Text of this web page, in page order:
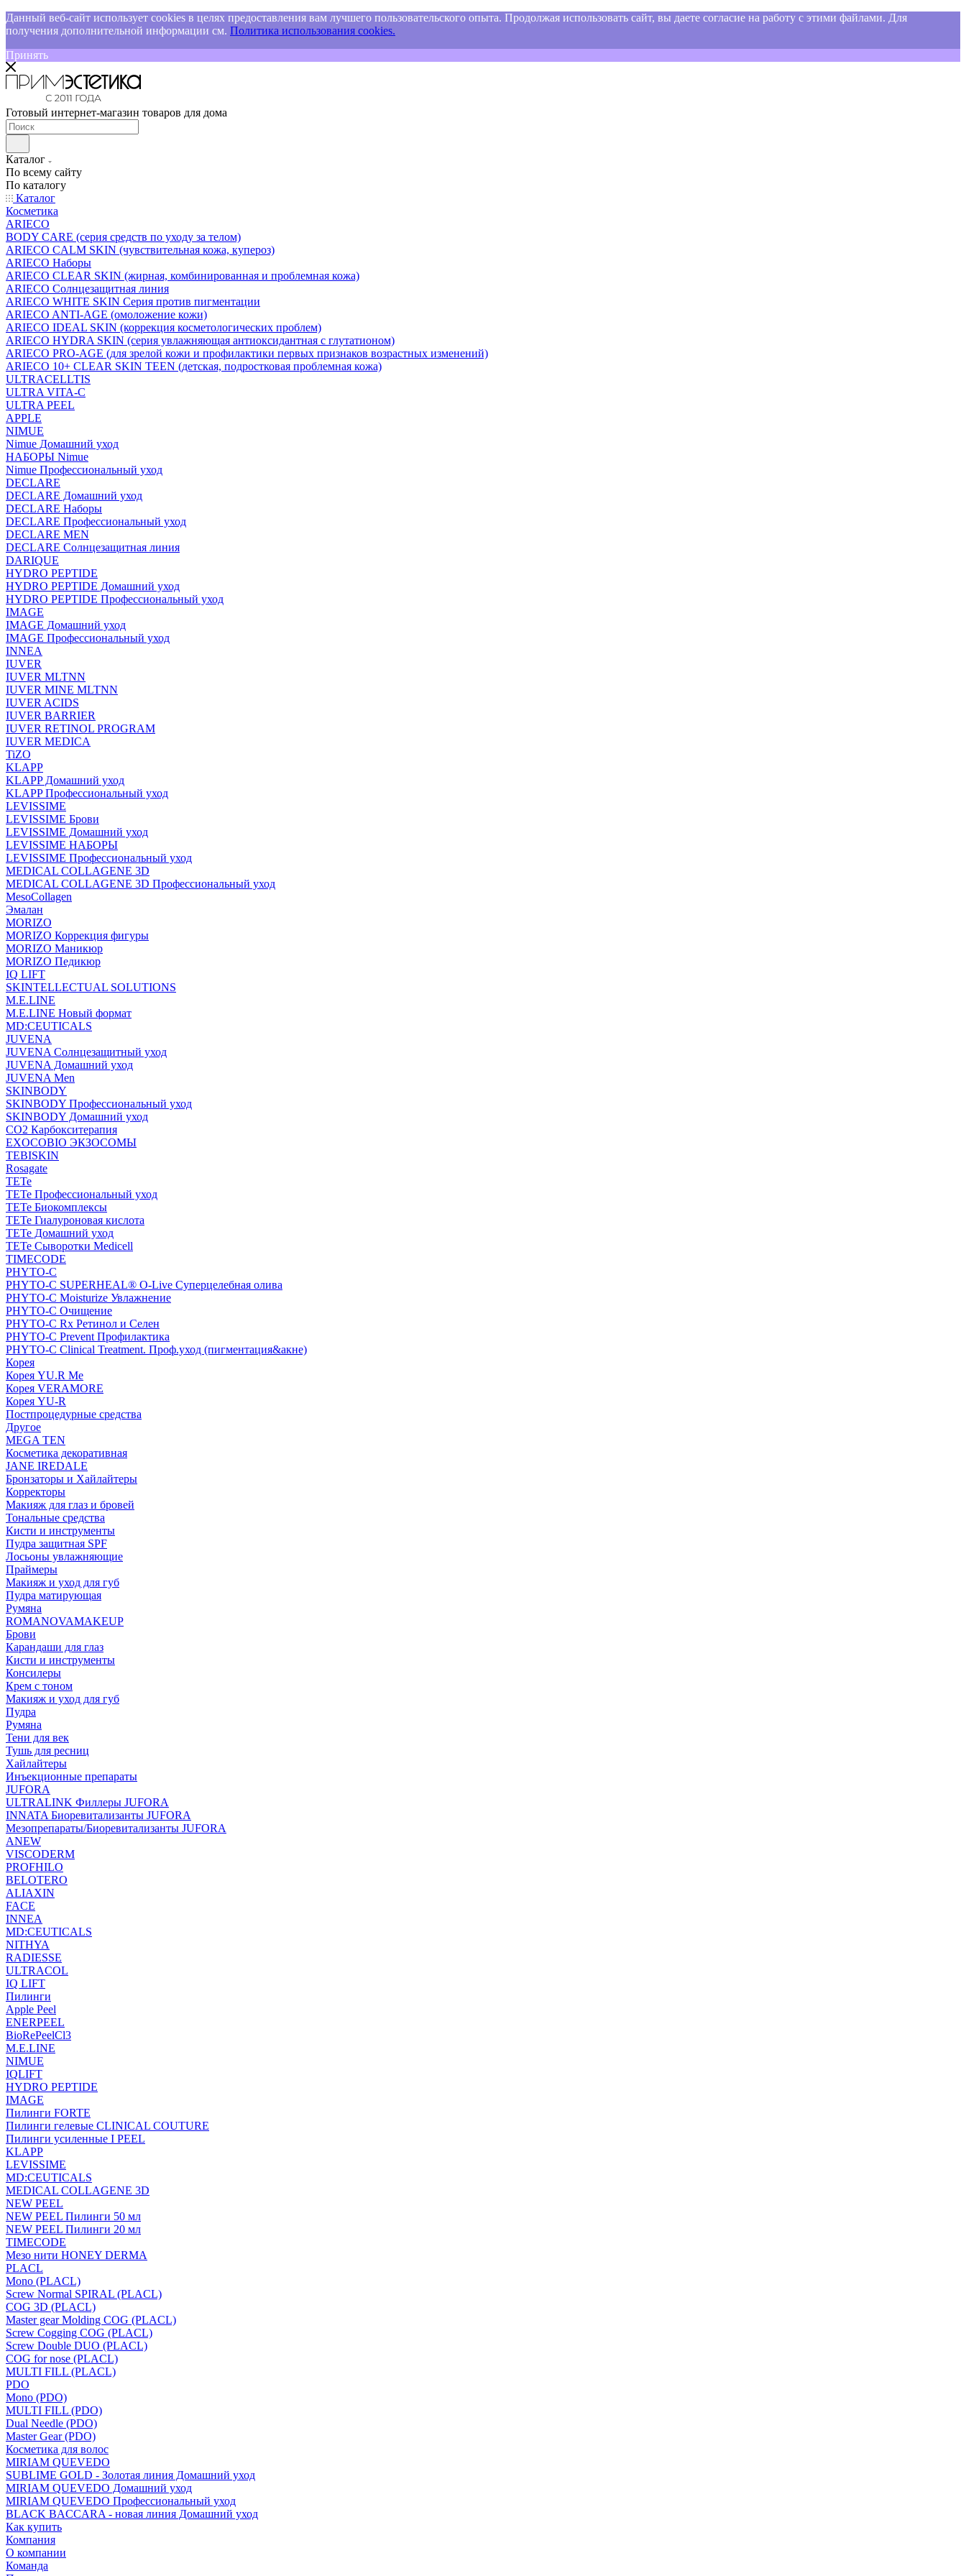
Данный веб-сайт использует cookies в целях предоставления вам лучшего пользовательского опыта. Продолжая использовать сайт, вы даете согласие на работу с этими файлами. Для
получения дополнительной информации см. Политика использования cookies.
Принять
Готовый интернет-магазин товаров для дома
Каталог
По всему сайту
По каталогу
Каталог
Косметика
ARIECO
BODY CARE (серия средств по уходу за телом)
ARIECO CALM SKIN (чувствительная кожа, купероз)
ARIECO Наборы
ARIECO CLEAR SKIN (жирная, комбинированная и проблемная кожа)
ARIECO Солнцезащитная линия
ARIECO WHITE SKIN Серия против пигментации
ARIECO ANTI-AGE (омоложение кожи)
ARIECO IDEAL SKIN (коррекция косметологических проблем)
ARIECO HYDRA SKIN (серия увлажняющая антиоксидантная с глутатионом)
ARIECO PRO-AGE (для зрелой кожи и профилактики первых признаков возрастных изменений)
ARIECO 10+ CLEAR SKIN TEEN (детская, подростковая проблемная кожа)
ULTRACELLTIS
ULTRA VITA-C
ULTRA PEEL
APPLE
NIMUE
Nimue Домашний уход
НАБОРЫ Nimue
Nimue Профессиональный уход
DECLARE
DECLARE Домашний уход
DECLARE Наборы
DECLARE Профессиональный уход
DECLARE MEN
DECLARE Солнцезащитная линия
DARIQUE
HYDRO PEPTIDE
HYDRO PEPTIDE Домашний уход
HYDRO PEPTIDE Профессиональный уход
IMAGE
IMAGE Домашний уход
IMAGE Профессиональный уход
INNEA
IUVER
IUVER MLTNN
IUVER MINE MLTNN
IUVER ACIDS
IUVER BARRIER
IUVER RETINOL PROGRAM
IUVER MEDICA
TiZO
KLAPP
KLAPP Домашний уход
KLAPP Профессиональный уход
LEVISSIME
LEVISSIME Брови
LEVISSIME Домашний уход
LEVISSIME НАБОРЫ
LEVISSIME Профессиональный уход
MEDICAL COLLAGENE 3D
MEDICAL COLLAGENE 3D Профессиональный уход
MesoCollagen
Эмалан
MORIZO
MORIZO Коррекция фигуры
MORIZO Маникюр
MORIZO Педикюр
IQ LIFT
SKINTELLECTUAL SOLUTIONS
M.E.LINE
M.E.LINE Новый формат
MD:CEUTICALS
JUVENA
JUVENA Солнцезащитный уход
JUVENA Домашний уход
JUVENA Men
SKINBODY
SKINBODY Профессиональный уход
SKINBODY Домашний уход
CO2 Карбокситерапия
EXOCOBIO ЭКЗОСОМЫ
TEBISKIN
Rosagate
TETe
TETe Профессиональный уход
TETe Биокомплексы
TETe Гиалуроновая кислота
TETe Домашний уход
TETe Сыворотки Medicell
TIMECODE
PHYTO-C
PHYTO-C SUPERHEAL® O-Live Суперцелебная олива
PHYTO-C Moisturize Увлажнение
PHYTO-C Очищение
PHYTO-C Rx Ретинол и Селен
PHYTO-C Prevent Профилактика
PHYTO-C Clinical Treatment. Проф.уход (пигментация&акне)
Корея
Корея YU.R Me
Корея VERAMORE
Корея YU-R
Постпроцедурные средства
Другое
MEGA TEN
Косметика декоративная
JANE IREDALE
Бронзаторы и Хайлайтеры
Корректоры
Макияж для глаз и бровей
Тональные средства
Кисти и инструменты
Пудра защитная SPF
Лосьоны увлажняющие
Праймеры
Макияж и уход для губ
Пудра матирующая
Румяна
ROMANOVAMAKEUP
Брови
Карандаши для глаз
Кисти и инструменты
Консилеры
Крем с тоном
Макияж и уход для губ
Пудра
Румяна
Тени для век
Тушь для ресниц
Хайлайтеры
Инъекционные препараты
JUFORA
ULTRALINK Филлеры JUFORA
INNATA Биоревитализанты JUFORA
Мезопрепараты/Биоревитализанты JUFORA
ANEW
VISCODERM
PROFHILO
BELOTERO
ALIAXIN
FACE
INNEA
MD:CEUTICALS
NITHYA
RADIESSE
ULTRACOL
IQ LIFT
Пилинги
Apple Peel
ENERPEEL
BioRePeelCl3
M.E.LINE
NIMUE
IQLIFT
HYDRO PEPTIDE
IMAGE
Пилинги FORTE
Пилинги гелевые CLINICAL COUTURE
Пилинги усиленные I PEEL
KLAPP
LEVISSIME
MD:CEUTICALS
MEDICAL COLLAGENE 3D
NEW PEEL
NEW PEEL Пилинги 50 мл
NEW PEEL Пилинги 20 мл
TIMECODE
Мезо нити HONEY DERMA
PLACL
Mono (PLACL)
Screw Normal SPIRAL (PLACL)
COG 3D (PLACL)
Master gear Molding COG (PLACL)
Screw Cogging COG (PLACL)
Screw Double DUO (PLACL)
COG for nose (PLACL)
MULTI FILL (PLACL)
PDO
Mono (PDO)
MULTI FILL (PDO)
Dual Needle (PDO)
Master Gear (PDO)
Косметика для волос
MIRIAM QUEVEDO
SUBLIME GOLD - Золотая линия Домашний уход
MIRIAM QUEVEDO Домашний уход
MIRIAM QUEVEDO Профессиональный уход
BLACK BACCARA - новая линия Домашний уход
Как купить
Компания
О компании
Команда